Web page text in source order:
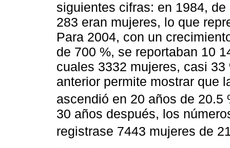
siguientes cifras: en 1984,
283 eran mujeres, lo que
Para 2004, con un
de 700 %, se reportaban 10
cuales 3332 mujeres, casi
anterior permite mostrar que
ascendió en 20 años de 20.5
30 años después, los
registrase 7443 mujeres de